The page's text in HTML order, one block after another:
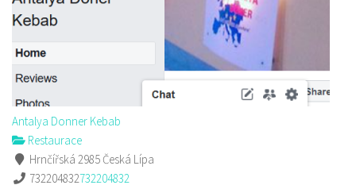
Antalya Donner Kebab
Restaurace
Hrnčířská 2985 Česká Lípa
732204832732204832